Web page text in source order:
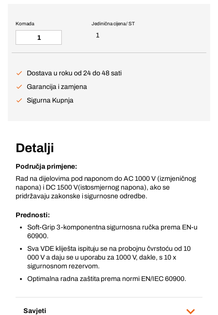
Jedinična cijena / ST
1
Komada
Dostava u roku od 24 do 48 sati
Garancija i zamjena
Sigurna Kupnja
Detalji
Područja primjene:
Rad na dijelovima pod naponom do AC 1000 V (izmjeničnog
napona) i DC 1500 V(istosmjernog napona), ako se
pridržavaju zakonske i sigurnosne odredbe.
Prednosti:
Soft-Grip 3-komponentna sigurnosna ručka prema EN-u
60900.
Sva VDE kliješta ispituju se na probojnu čvrstoću od 10
000 V a daju se u uporabu za 1000 V, dakle, s 10 x
sigurnosnom rezervom.
Optimalna radna zaštita prema normi EN/IEC 60900.
Savjeti